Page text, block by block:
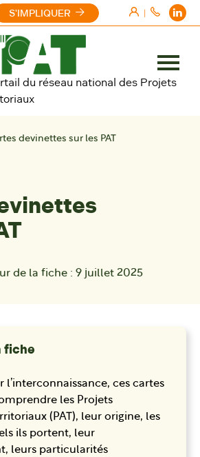
|
du réseau national des Projets
S'IMPLIQUER
Ouvrir
le
devinettes sur les PAT
de la fiche : 9 juillet 2025
fiche
l’interconnaissance, ces cartes
les Projets
(PAT), leur origine, les
ils portent, leur
leurs particularités